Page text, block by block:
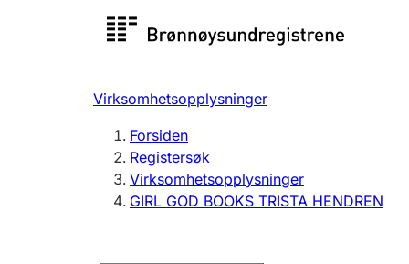
Registersøk
Registrere, endre, slette
Virksomhetsopplysninger
Forsiden
Registersøk
Virksomhetsopplysninger
GIRL GOD BOOKS TRISTA HENDREN